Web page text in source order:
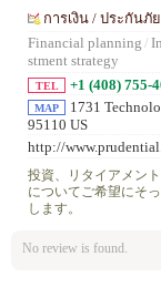
การเงิน / ประกันภัย
Financial planning /
stment strategy
TEL +1 (408) 755-
MAP 1731
95110 US
http://
投資、リタイアメン
についてご希望にそ
します。
No review is found.